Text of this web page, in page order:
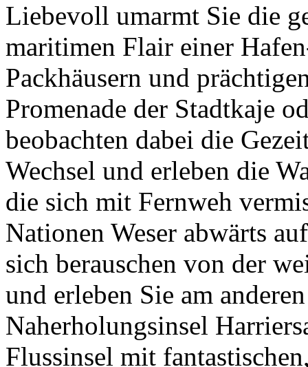
Liebevoll umarmt Sie die
maritimen Flair einer
Packhäusern und
Promenade der Stadtkaje
beobachten dabei die
Wechsel und erleben die
die sich mit Fernweh
Nationen Weser abwärts
sich berauschen von der
und erleben Sie am
Naherholungsinsel
Flussinsel mit